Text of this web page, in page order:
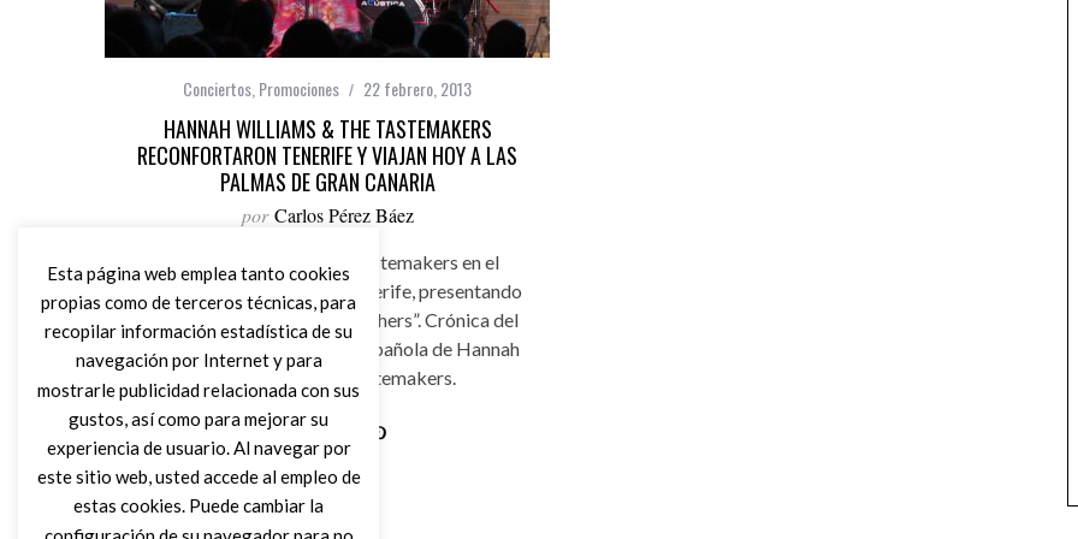
Conciertos Promociones 22 febrero, 2013
HANNAH WILLIAMS & THE TASTEMAKERS
RECONFORTARON TENERIFE Y VIAJAN HOY A LAS
PALMAS DE GRAN CANARIA
por Carlos Pérez Báez
Hannah Williams & The Tastemakers en el
Teatro Leal de La Laguna, Tenerife, presentando
su último disco “A Hill of Feathers”. Crónica del
primer concierto de la gira española de Hannah
Williams and The Tastemakers.
Leer Más
Esta página web emplea tanto cookies
propias como de terceros técnicas, para
recopilar información estadística de su
navegación por Internet y para
mostrarle publicidad relacionada con sus
gustos, así como para mejorar su
experiencia de usuario. Al navegar por
este sitio web, usted accede al empleo de
estas cookies. Puede cambiar la